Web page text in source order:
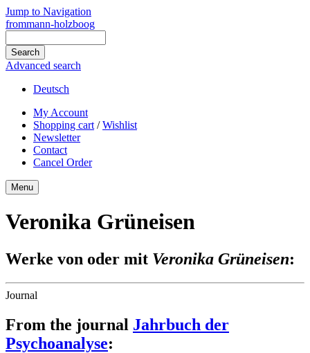
Jump to Navigation
frommann-holzboog
Advanced search
Deutsch
My Account
Shopping cart /Wishlist
Newsletter
Contact
Cancel Order
Menu
Veronika Grüneisen
Werke von oder mit Veronika Grüneisen:
Journal
From the journal Jahrbuch der
Psychoanalyse: